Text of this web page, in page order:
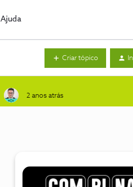
Ajuda
Criar tópico
2 anos atrás